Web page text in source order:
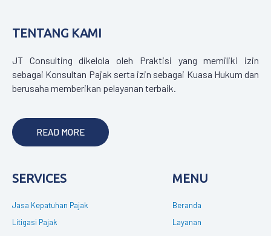
TENTANG KAMI
JT Consulting dikelola oleh Praktisi yang memiliki izin
sebagai Konsultan Pajak serta izin sebagai Kuasa Hukum dan
berusaha memberikan pelayanan terbaik.
READ MORE
SERVICES
Jasa Kepatuhan Pajak
Litigasi Pajak
MENU
Beranda
Layanan